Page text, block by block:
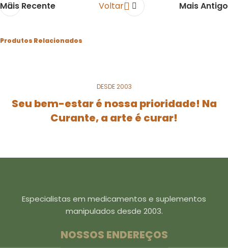
Mais Recente Voltar Mais Antigo
Produtos Relacionados
DESDE 2003
Seu bem-estar é nossa prioridade! Na
Curante, a arte é curar!
Especialistas em medicamentos e suplementos
manipulados desde 2003.
NOSSOS ENDEREÇOS